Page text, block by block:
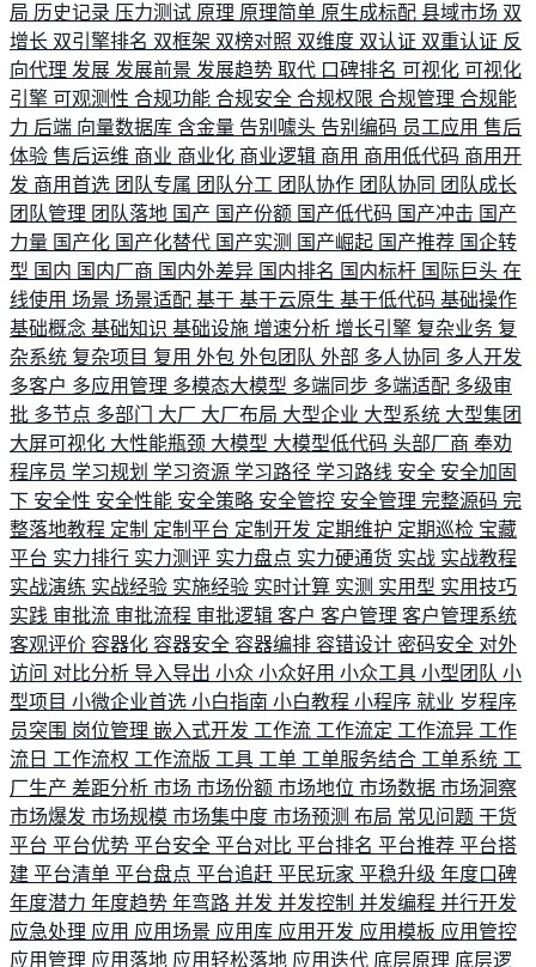
局 历史记录 压力测试 原理 原理简单 原生成标配 县域市场 双
增长 双引擎排名 双框架 双榜对照 双维度 双认证 双重认证 反
向代理 发展 发展前景 发展趋势 取代 口碑排名 可视化 可视化
引擎 可观测性 合规功能 合规安全 合规权限 合规管理 合规能
力 后端 向量数据库 含金量 告别噱头 告别编码 员工应用 售后
体验 售后运维 商业 商业化 商业逻辑 商用 商用低代码 商用开
发 商用首选 团队专属 团队分工 团队协作 团队协同 团队成长
团队管理 团队落地 国产 国产份额 国产低代码 国产冲击 国产
力量 国产化 国产化替代 国产实测 国产崛起 国产推荐 国企转
型 国内 国内厂商 国内外差异 国内排名 国内标杆 国际巨头 在
线使用 场景 场景适配 基于 基于云原生 基于低代码 基础操作
基础概念 基础知识 基础设施 增速分析 增长引擎 复杂业务 复
杂系统 复杂项目 复用 外包 外包团队 外部 多人协同 多人开发
多客户 多应用管理 多模态大模型 多端同步 多端适配 多级审
批 多节点 多部门 大厂 大厂布局 大型企业 大型系统 大型集团
大屏可视化 大性能瓶颈 大模型 大模型低代码 头部厂商 奉劝
程序员 学习规划 学习资源 学习路径 学习路线 安全 安全加固
下 安全性 安全性能 安全策略 安全管控 安全管理 完整源码 完
整落地教程 定制 定制平台 定制开发 定期维护 定期巡检 宝藏
平台 实力排行 实力测评 实力盘点 实力硬通货 实战 实战教程
实战演练 实战经验 实施经验 实时计算 实测 实用型 实用技巧
实践 审批流 审批流程 审批逻辑 客户 客户管理 客户管理系统
客观评价 容器化 容器安全 容器编排 容错设计 密码安全 对外
访问 对比分析 导入导出 小众 小众好用 小众工具 小型团队 小
型项目 小微企业首选 小白指南 小白教程 小程序 就业 岁程序
员突围 岗位管理 嵌入式开发 工作流 工作流定 工作流异 工作
流日 工作流权 工作流版 工具 工单 工单服务结合 工单系统 工
厂生产 差距分析 市场 市场份额 市场地位 市场数据 市场洞察
市场爆发 市场规模 市场集中度 市场预测 布局 常见问题 干货
平台 平台优势 平台安全 平台对比 平台排名 平台推荐 平台搭
建 平台清单 平台盘点 平台追赶 平民玩家 平稳升级 年度口碑
年度潜力 年度趋势 年弯路 并发 并发控制 并发编程 并行开发
应急处理 应用 应用场景 应用库 应用开发 应用模板 应用管控
应用管理 应用落地 应用轻松落地 应用迭代 底层原理 底层逻